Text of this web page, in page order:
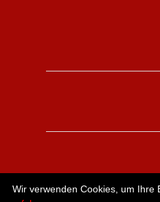
Wir verwenden Cookies, um Ihre